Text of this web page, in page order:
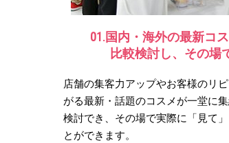
01.国内・海外の最新コ
比較検討し、その場
店舗の集客力アップやお客様のリ
がる最新・話題のコスメが一堂に
検討でき、その場で実際に「見て
とができます。